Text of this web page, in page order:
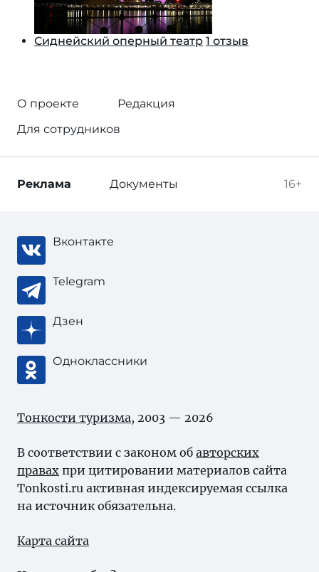
Сиднейский оперный театр 1 отзыв
О проекте
Редакция
Для сотрудников
16+
Реклама Документы
Вконтакте
Telegram
Дзен
Одноклассники
Тонкости туризма, 2003 — 2026
В соответствии с законом об авторских
правах при цитировании материалов сайта
Tonkosti.ru активная индексируемая ссылка
на источник обязательна.
Карта сайта